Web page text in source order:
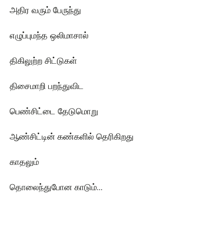
அதிர வரும் பேருந்து
எழுப்புமந்த ஒலிமாசால்
திகிலுற்ற சிட்டுகள்
திசைமாறி பறந்துவிட
பெண்சிட்டை தேடுமொறு
ஆண்சிட்டின் கண்களில் தெரிகிறது
காதலும்
தொலைந்துபோன காடும்...